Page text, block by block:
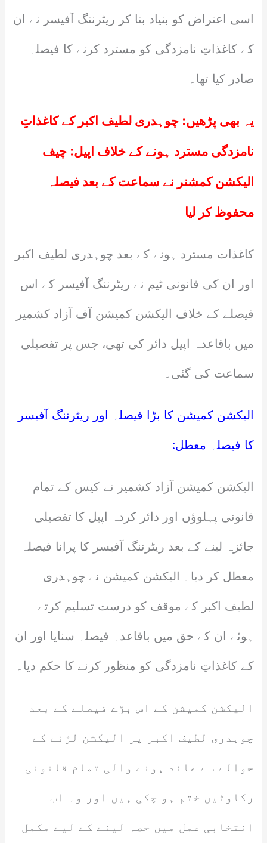
اسی اعتراض کو بنیاد بنا کر ریٹرننگ آفیسر نے ان
کے کاغذاتِ نامزدگی کو مسترد کرنے کا فیصلہ
صادر کیا تھا۔
یہ بھی پڑھیں: چوہدری لطیف اکبر کے کاغذاتِ
نامزدگی مسترد ہونے کے خلاف اپیل: چیف
الیکشن کمشنر نے سماعت کے بعد فیصلہ
محفوظ کر لیا
کاغذات مسترد ہونے کے بعد چوہدری لطیف اکبر
اور ان کی قانونی ٹیم نے ریٹرننگ آفیسر کے اس
فیصلے کے خلاف الیکشن کمیشن آف آزاد کشمیر
میں باقاعدہ اپیل دائر کی تھی، جس پر تفصیلی
سماعت کی گئی۔
الیکشن کمیشن کا بڑا فیصلہ اور ریٹرننگ آفیسر
کا فیصلہ معطل:
الیکشن کمیشن آزاد کشمیر نے کیس کے تمام
قانونی پہلوؤں اور دائر کردہ اپیل کا تفصیلی
جائزہ لینے کے بعد ریٹرننگ آفیسر کا پرانا فیصلہ
معطل کر دیا۔ الیکشن کمیشن نے چوہدری
لطیف اکبر کے موقف کو درست تسلیم کرتے
ہوئے ان کے حق میں باقاعدہ فیصلہ سنایا اور ان
کے کاغذاتِ نامزدگی کو منظور کرنے کا حکم دیا۔
الیکشن کمیشن کے اس بڑے فیصلے کے بعد
چوہدری لطیف اکبر پر الیکشن لڑنے کے
حوالے سے عائد ہونے والی تمام قانونی
رکاوٹیں ختم ہو چکی ہیں اور وہ اب
انتخابی عمل میں حصہ لینے کے لیے مکمل